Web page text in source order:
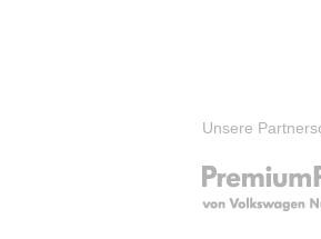
Unsere